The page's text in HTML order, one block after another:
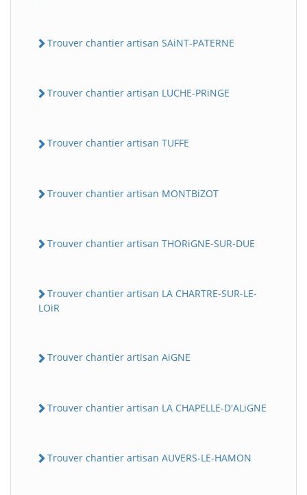
Trouver chantier artisan SAiNT-PATERNE
Trouver chantier artisan LUCHE-PRiNGE
Trouver chantier artisan TUFFE
Trouver chantier artisan MONTBiZOT
Trouver chantier artisan THORiGNE-SUR-DUE
Trouver chantier artisan LA CHARTRE-SUR-LE-
LOiR
Trouver chantier artisan AiGNE
Trouver chantier artisan LA CHAPELLE-D'ALiGNE
Trouver chantier artisan AUVERS-LE-HAMON